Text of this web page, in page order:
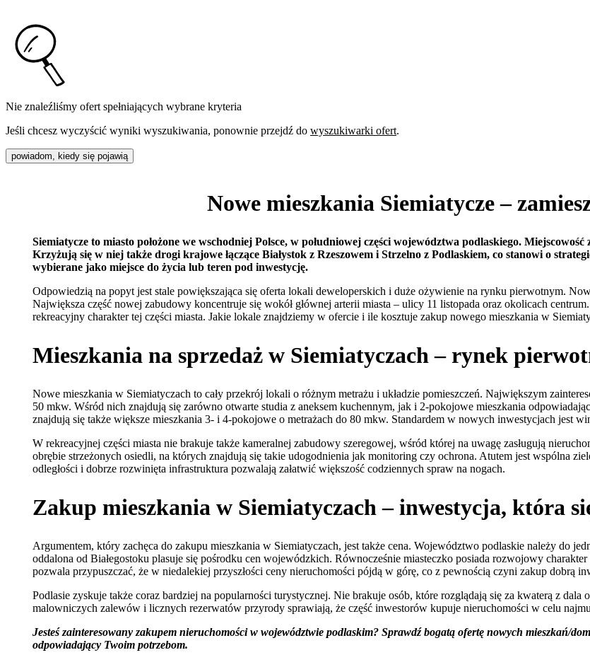
Nie znaleźliśmy ofert spełniających wybrane kryteria
Jeśli chcesz wyczyścić wyniki wyszukiwania, ponownie przejdź do wyszukiwarki ofert.
powiadom, kiedy się pojawią
Nowe mieszkania Siemiatycze –
Siemiatycze to miasto położone we wschodniej Polsce, w południowej części województwa podlaskiego.
Krzyżują się w niej także drogi krajowe łączące Białystok z Rzeszowem i Strzelno z Podlaskiem, co stanowi o
wybierane jako miejsce do życia lub teren pod inwestycję.
Odpowiedzią na popyt jest stale powiększająca się oferta lokali deweloperskich i duże ożywienie na rynku pierwotnym.
Największa część nowej zabudowy koncentruje się wokół głównej arterii miasta – ulicy 11 listopada oraz okolicach
rekreacyjny charakter tej części miasta. Jakie lokale znajdziemy w ofercie i ile kosztuje zakup nowego mieszkania w
Mieszkania na sprzedaż w Siemiatyczach – rynek
Nowe mieszkania w Siemiatyczach to cały przekrój lokali o różnym metrażu i układzie pomieszczeń. Największym
50 mkw. Wśród nich znajdują się zarówno otwarte studia z aneksem kuchennym, jak i 2-pokojowe mieszkania
znajdują się także większe mieszkania 3- i 4-pokojowe o metrażach do 80 mkw. Standardem w nowych inwestycjach jest
W rekreacyjnej części miasta nie brakuje także kameralnej zabudowy szeregowej, wśród której na uwagę zasługują
obrębie strzeżonych osiedli, na których znajdują się takie udogodnienia jak monitoring czy ochrona. Atutem jest wspólna
odległości i dobrze rozwinięta infrastruktura pozwalają załatwić większość codziennych spraw na nogach.
Zakup mieszkania w Siemiatyczach – inwestycja, która
Argumentem, który zachęca do zakupu mieszkania w Siemiatyczach, jest także cena. Województwo podlaskie należy do
oddalona od Białegostoku plasuje się pośrodku cen wojewódzkich. Równocześnie miasteczko posiada rozwojowy
pozwala przypuszczać, że w niedalekiej przyszłości ceny nieruchomości pójdą w górę, co z pewnością czyni zakup dobrą
Podlasie zyskuje także coraz bardziej na popularności turystycznej. Nie brakuje osób, które rozglądają się za kwaterą z
malowniczych zalewów i licznych rezerwatów przyrody sprawiają, że część inwestorów kupuje nieruchomości w celu
Jesteś zainteresowany zakupem nieruchomości w województwie podlaskim? Sprawdź bogatą ofertę nowych mieszkań/
odpowiadający Twoim potrzebom.